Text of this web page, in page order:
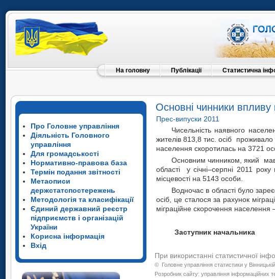
На головну Публікації Статистична
Про Головне управління
Діяльність Головного
управління
Для громадськості
Нормативно-правова база
Термін подання звітності
Метаописи
держстатспостережень
Методологія та класифікації
Єдиний державний реєстр
підприємств і організацій
України
Корисна інформація
Вхід
Основні чинники впливу
Прес-випуски 2011
Чисельність наявного
жителів 813,8 тис. осіб проживало
населення скоротилась на 3721
Основним чинником, який мав
області у січні–серпні 2011
місцевості на 5143 особи.
Водночас в області було
осіб, це сталося за рахунок
міграційне скорочення населення
Заступник
При використанні статистичної
© Головне управління статистики у
Розробник сайту: управління інформаційних